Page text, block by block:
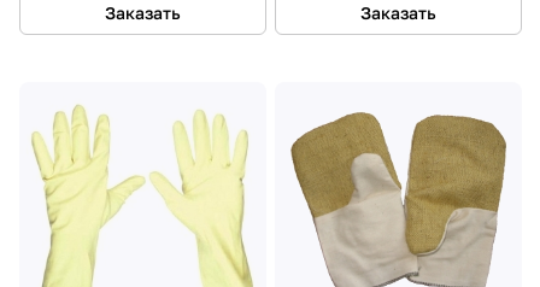
Заказать Заказать